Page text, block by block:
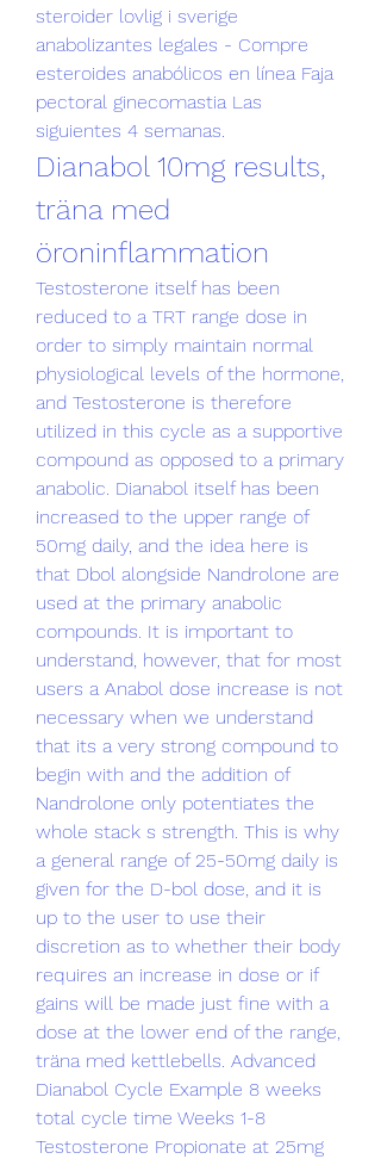
steroider lovlig i sverige
anabolizantes legales - Compre
esteroides anabólicos en línea Faja
pectoral ginecomastia Las
siguientes 4 semanas.
Dianabol 10mg results,
träna med
öroninflammation
Testosterone itself has been
reduced to a TRT range dose in
order to simply maintain normal
physiological levels of the hormone,
and Testosterone is therefore
utilized in this cycle as a supportive
compound as opposed to a primary
anabolic. Dianabol itself has been
increased to the upper range of
50mg daily, and the idea here is
that Dbol alongside Nandrolone are
used at the primary anabolic
compounds. It is important to
understand, however, that for most
users a Anabol dose increase is not
necessary when we understand
that its a very strong compound to
begin with and the addition of
Nandrolone only potentiates the
whole stack s strength. This is why
a general range of 25-50mg daily is
given for the D-bol dose, and it is
up to the user to use their
discretion as to whether their body
requires an increase in dose or if
gains will be made just fine with a
dose at the lower end of the range,
träna med kettlebells. Advanced
Dianabol Cycle Example 8 weeks
total cycle time Weeks 1-8
Testosterone Propionate at 25mg